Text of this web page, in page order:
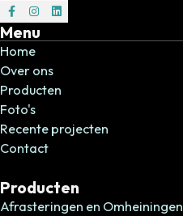
Volg ons op Facebook
Volg ons op Instagram
Volg ons op Instagram
Menu
Home
Over ons
Producten
Foto's
Recente projecten
Contact
Producten
Afrasteringen en Omheiningen